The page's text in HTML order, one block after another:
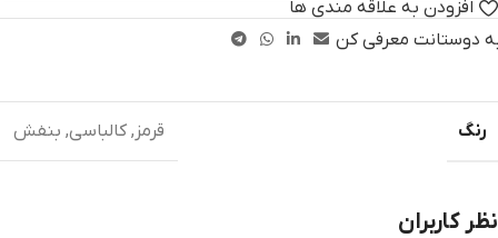
افزودن به علاقه مندی ها
دوستانت معرفی کن
رنگ قرمز , کالباسی, بنفش
نظر کاربران